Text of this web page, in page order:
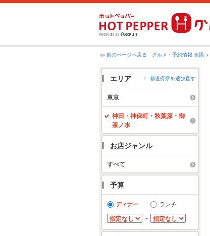
前のページへ戻る グルメ・予約情報 全国
エリア 都道府県を選び直す
東京
神田・神保町・秋葉原・御
茶ノ水
お店ジャンル
すべて
予算
ディナー ランチ
～